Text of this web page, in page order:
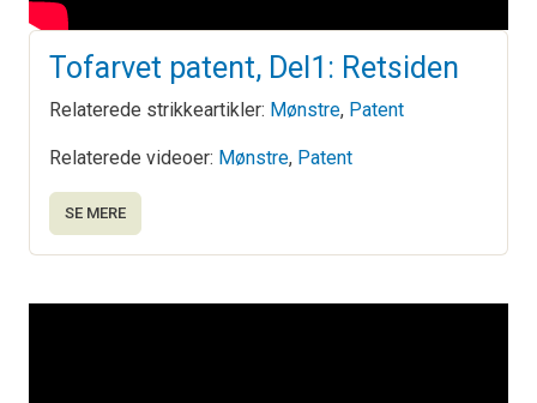
Tofarvet patent, Del1: Retsiden
Relaterede strikkeartikler: Mønstre, Patent
Relaterede videoer: Mønstre, Patent
SE MERE